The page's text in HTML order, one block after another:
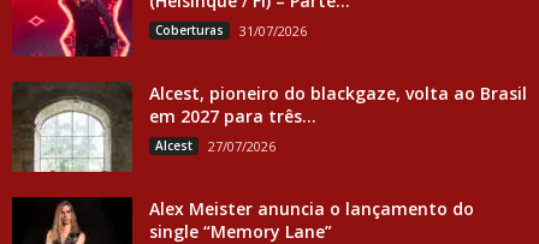
Coberturas 31/07/2026
Alcest, pioneiro do blackgaze, volta ao Brasil
em 2027 para três...
Alcest 27/07/2026
Alex Meister anuncia o lançamento do
single “Memory Lane”